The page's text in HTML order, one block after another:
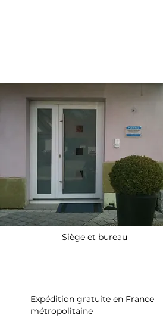
Siège et bureau
Expédition gratuite en France
métropolitaine